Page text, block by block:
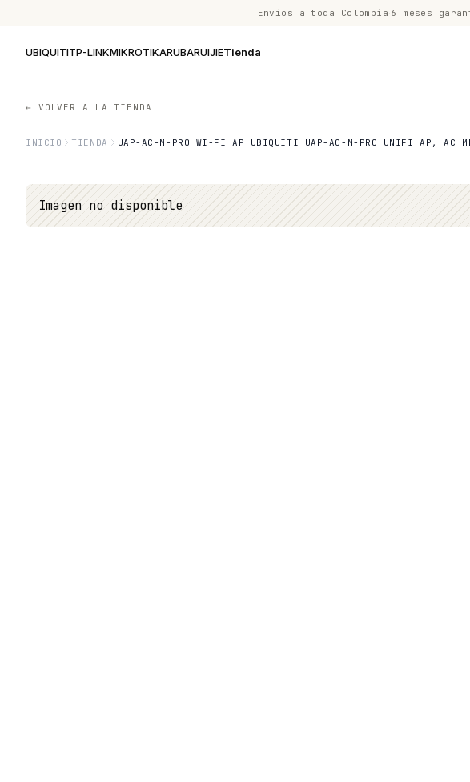
Envíos a toda Colombia 6 meses
UBIQUITITP-LINKMIKROTIKARUBARUIJIETienda
← VOLVER A LA TIENDA
INICIO TIENDA UAP-AC-M-PRO WI-FI AP UBIQUITI UAP-AC-M-PRO UNIFI AP, AC
Imagen no disponible